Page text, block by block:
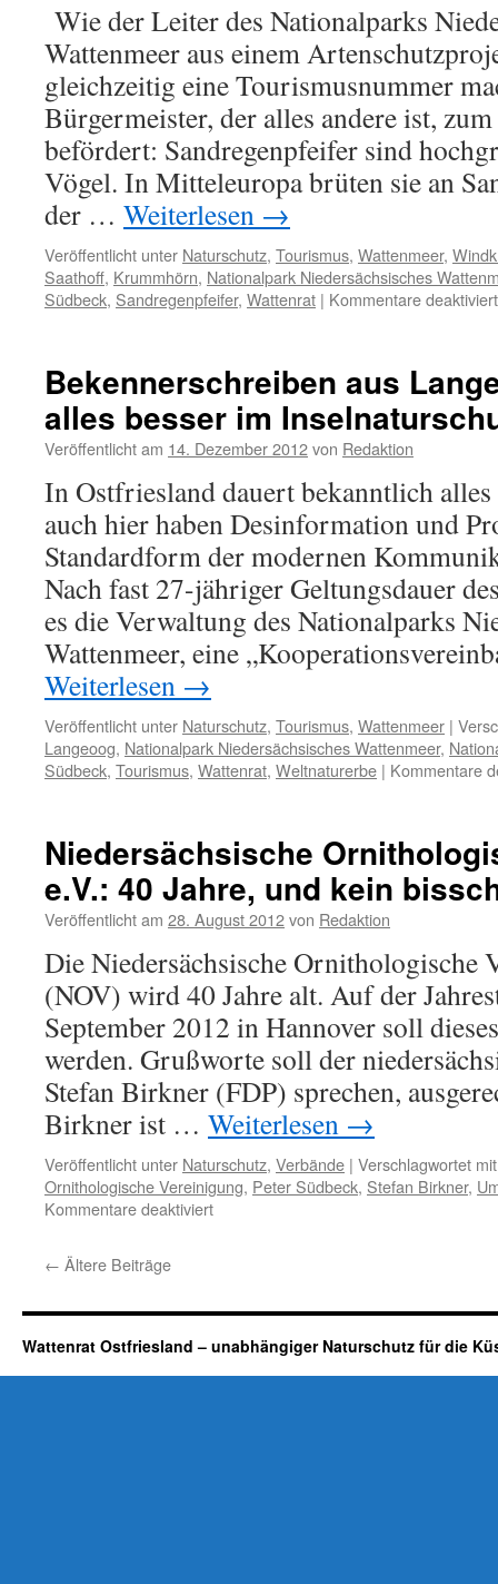
Wie der Leiter des Nationalparks
Wattenmeer aus einem
gleichzeitig eine Tourismusnummer
Bürgermeister, der alles andere ist,
befördert: Sandregenpfeifer sind
Vögel. In Mitteleuropa brüten sie an
der … Weiterlesen →
Veröffentlicht unter Naturschutz, Tourismus, Wattenmeer,
Saathoff, Krummhörn, Nationalpark Niedersächsisches
Südbeck, Sandregenpfeifer, Wattenrat | Kommentare deaktiviert
Bekennerschreiben aus
alles besser im
Veröffentlicht am 14. Dezember 2012von Redaktion
In Ostfriesland dauert bekanntlich alles
auch hier haben Desinformation und
Standardform der modernen
Nach fast 27-jähriger Geltungsdauer
es die Verwaltung des Nationalparks
Wattenmeer, eine
Weiterlesen →
Veröffentlicht unter Naturschutz, Tourismus, Wattenmeer |
Langeoog, Nationalpark Niedersächsisches Wattenmeer,
Südbeck, Tourismus, Wattenrat, Weltnaturerbe | Kommentare
Niedersächsische
e.V.: 40 Jahre, und kein
Veröffentlicht am 28. August 2012von Redaktion
Die Niedersächsische Ornithologische
(NOV) wird 40 Jahre alt. Auf der
September 2012 in Hannover soll
werden. Grußworte soll der
Stefan Birkner (FDP) sprechen,
Birkner ist … Weiterlesen →
Veröffentlicht unter Naturschutz, Verbände | Verschlagwortet mit
Ornithologische Vereinigung, Peter Südbeck, Stefan Birkner,
Kommentare deaktiviertfür
40
Jahre,
← Ältere Beiträge
Wattenrat Ostfriesland – unabhängiger Naturschutz für die